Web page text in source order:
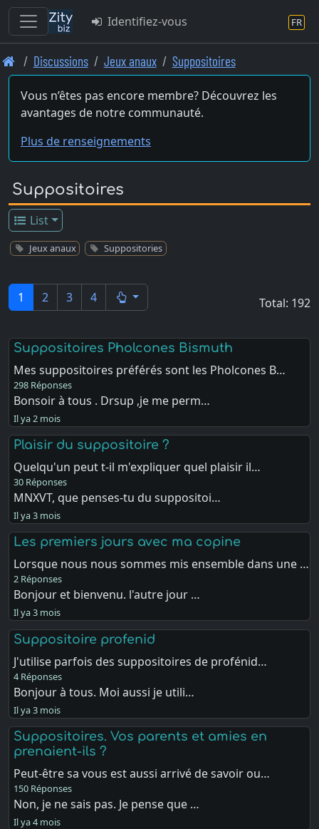
Skip
to
main
content
Identifiez-vous FR
Discussions Jeux anaux Suppositoires
Vous n’êtes pas encore membre? Découvrez les
avantages de notre communauté.
Plus de renseignements
Suppositoires
List
Jeux anaux Suppositories
1 2 3 4 Total: 192
Suppositoires Pholcones Bismuth
Mes suppositoires préférés sont les Pholcones B…
298 Réponses
Bonsoir à tous . Drsup ,je me perm…
Il ya 2 mois
Plaisir du suppositoire ?
Quelqu'un peut t-il m'expliquer quel plaisir il…
30 Réponses
MNXVT, que penses-tu du suppositoi…
Il ya 3 mois
Les premiers jours avec ma copine
Lorsque nous nous sommes mis ensemble dans une …
2 Réponses
Bonjour et bienvenu. l'autre jour …
Il ya 3 mois
Suppositoire profenid
J'utilise parfois des suppositoires de profénid…
4 Réponses
Bonjour à tous. Moi aussi je utili…
Il ya 3 mois
Suppositoires. Vos parents et amies en
prenaient-ils ?
Peut-être sa vous est aussi arrivé de savoir ou…
150 Réponses
Non, je ne sais pas. Je pense que …
Il ya 4 mois